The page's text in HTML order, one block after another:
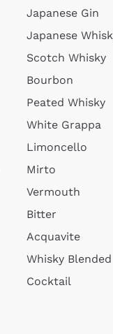
Japanese Gin
Japanese
Scotch Whisky
Bourbon
Peated Whisky
White Grappa
Limoncello
Mirto
Vermouth
Bitter
Acquavite
Whisky Blended
Cocktail